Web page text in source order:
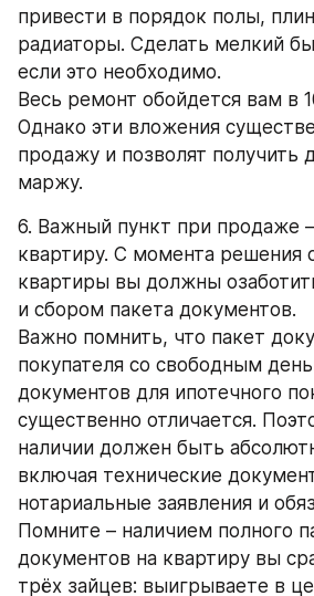
привести в порядок полы,
радиаторы. Сделать мелкий
если это необходимо.
Весь ремонт обойдется вам в
Однако эти вложения
продажу и позволят получить
маржу.
6. Важный пункт при продаже
квартиру. С момента решения
квартиры вы должны
и сбором пакета документов.
Важно помнить, что пакет
покупателя со свободным
документов для ипотечного
существенно отличается.
наличии должен быть
включая технические
нотариальные заявления и
Помните – наличием полного
документов на квартиру вы
трёх зайцев: выигрываете в